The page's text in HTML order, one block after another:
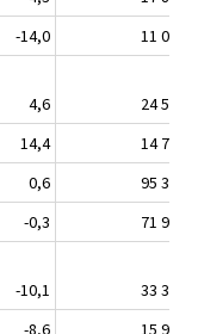
-14,0
11 031
4,6
24 597
14,4
14 723
0,6
95 334
-0,3
71 938
-10,1
33 325
-8,6
15 948